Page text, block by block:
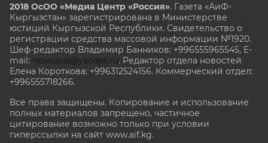
2018 ОсОО «Медиа Центр «Россия». Газета «АиФ-
Кыргызстан» зарегистрирована в Министерстве
юстиций Кыргызской Республики. Свидетельство о
регистрации средства массовой информации №1920.
Шеф-редактор Владимир Банников: +996555965545, E-
mail: newsasia@yandex.ru. Редактор отдела новостей
Елена Короткова: +996312524156. Коммерческий отдел:
+996555718266.
Все права защищены. Копирование и использование
полных материалов запрещено, частичное
цитирование возможно только при условии
гиперссылки на сайт www.aif.kg.